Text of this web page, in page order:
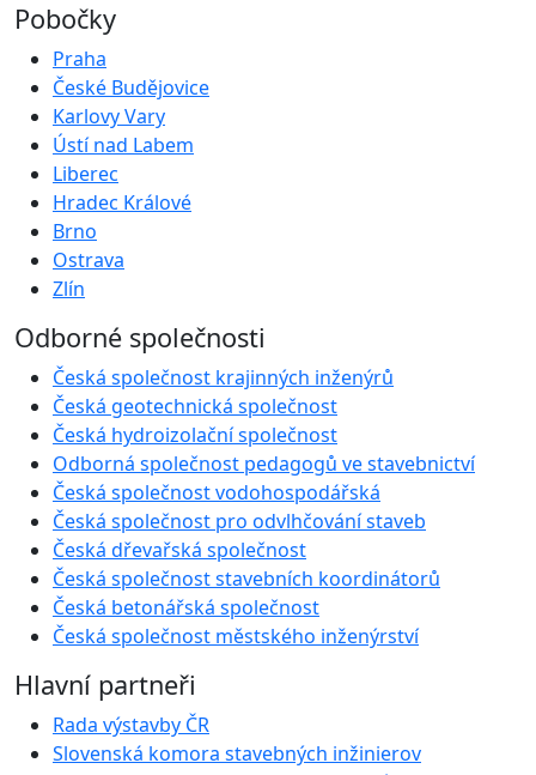
Pobočky
Praha
České Budějovice
Karlovy Vary
Ústí nad Labem
Liberec
Hradec Králové
Brno
Ostrava
Zlín
Odborné společnosti
Česká společnost krajinných inženýrů
Česká geotechnická společnost
Česká hydroizolační společnost
Odborná společnost pedagogů ve stavebnictví
Česká společnost vodohospodářská
Česká společnost pro odvlhčování staveb
Česká dřevařská společnost
Česká společnost stavebních koordinátorů
Česká betonářská společnost
Česká společnost městského inženýrství
Hlavní partneři
Rada výstavby ČR
Slovenská komora stavebných inžinierov